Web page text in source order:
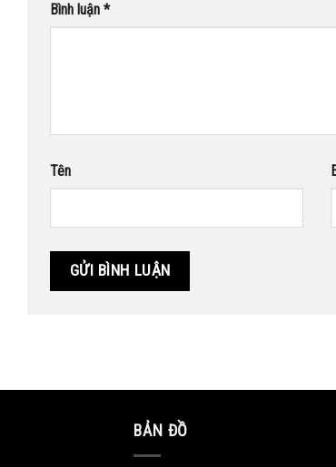
Bình luận *
Tên
BẢN ĐỒ